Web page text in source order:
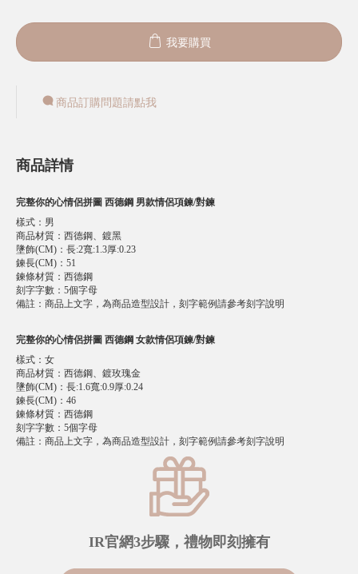
我要購買
商品訂購問題請點我
商品詳情
完整你的心情侶拼圖 西德鋼 男款情侶項鍊/對鍊
樣式 ： 男
商品材質 ： 西德鋼、鍍黑
墬飾(CM) ： 長:2寬:1.3厚:0.23
鍊長(CM) ： 51
鍊條材質 ： 西德鋼
刻字字數 ： 5個字母
備註 ： 商品上文字，為商品造型設計，刻字範例請參考刻字說明
完整你的心情侶拼圖 西德鋼 女款情侶項鍊/對鍊
樣式 ： 女
商品材質 ： 西德鋼、鍍玫瑰金
墬飾(CM) ： 長:1.6寬:0.9厚:0.24
鍊長(CM) ： 46
鍊條材質 ： 西德鋼
刻字字數 ： 5個字母
備註 ： 商品上文字，為商品造型設計，刻字範例請參考刻字說明
IR官網3步驟，禮物即刻擁有